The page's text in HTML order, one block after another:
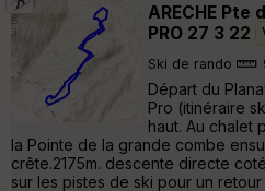
ARECHE Pte
PRO 27 3 22
Ski de rando
Départ du
Pro (itinéraire
haut. Au chalet
la Pointe de la grande combe
crête.2175m. descente directe
sur les pistes de ski pour un retour